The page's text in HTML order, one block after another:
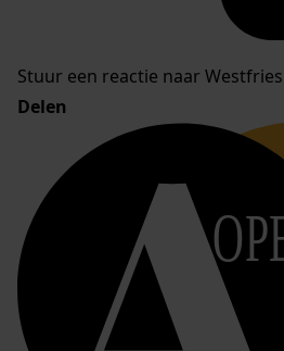
Stuur een reactie naar
Delen